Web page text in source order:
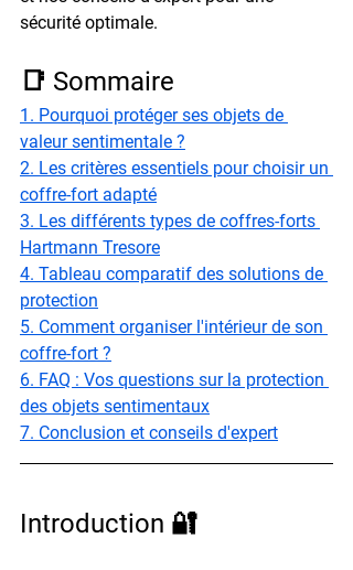
sécurité optimale.
📑 Sommaire
1. Pourquoi protéger ses objets de
valeur sentimentale ?
2. Les critères essentiels pour choisir un
coffre-fort adapté
3. Les différents types de coffres-forts
Hartmann Tresore
4. Tableau comparatif des solutions de
protection
5. Comment organiser l'intérieur de son
coffre-fort ?
6. FAQ : Vos questions sur la protection
des objets sentimentaux
7. Conclusion et conseils d'expert
Introduction 🔐